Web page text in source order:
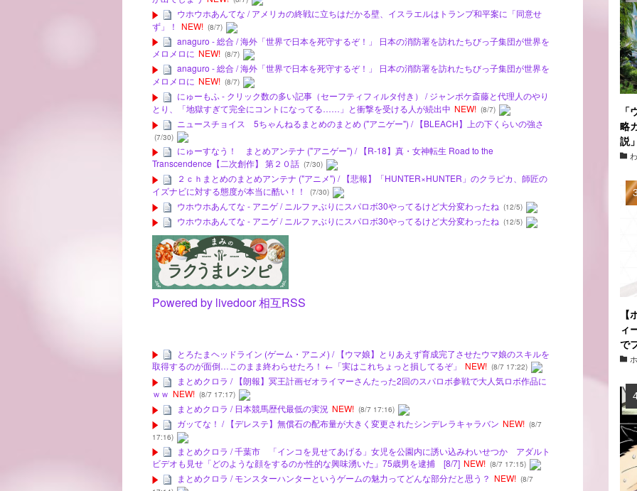
ウホウホあんてな / アメリカの終戦に立ちはだかる壁、イスラエルはトランプ和平案に「同意せ
ず」！
NEW! (8/7)
anaguro - 総合 / 海外「世界で日本を死守するぞ！」 日本の消防署を訪れたちびっ子集団が世界を
メロメロに NEW! (8/7)
anaguro - 総合 / 海外「世界で日本を死守するぞ！」 日本の消防署を訪れたちびっ子集団が世界を
メロメロに NEW! (8/7)
にゅーもふ - クリック数の多い記事（セーフティフィルタ付き） / ジャンポケ斎藤と代理人のやり
とり、「地獄すぎて完全にコントになってる……」と衝撃を受ける人が続出中 NEW! (8/7)
ニュースチョイス 5ちゃんねるまとめのまとめ ("アニゲー") / 【BLEACH】上の下くらいの強さ
(7/30)
にゅーすなう！ まとめアンテナ ("アニゲー") / 【R-18】真・女神転生 Road to the
Transcendence【二次創作】 第２０話 (7/30)
２ｃｈまとめのまとめアンテナ ("アニメ") / 【悲報】「HUNTER×HUNTER」のクラピカ、師匠の
イズナビに対する態度が本当に酷い！！
(7/30)
ウホウホあんてな - アニゲ / ニルファぶりにスパロボ30やってるけど大分変わったね (12/5)
ウホウホあんてな - アニゲ / ニルファぶりにスパロボ30やってるけど大分変わったね (12/5)
Powered by livedoor 相互RSS
とろたまヘッドライン (ゲーム・アニメ) / 【ウマ娘】とりあえず育成完了させたウマ娘のスキルを
取得するのが面倒…このまま終わらせたろ！ ←「実はこれちょっと損してるぞ」
NEW! (8/7 17:22)
まとめクロラ / 【朗報】冥王計画ゼオライマーさんたった2回のスパロボ参戦で大人気ロボ作品に
ｗｗ NEW! (8/7 17:17)
まとめクロラ / 日本競馬歴代最低の実況 NEW! (8/7 17:16)
ガッてな！ / 【デレステ】無償石の配布量が大きく変更されたシンデレラキャラバン NEW! (8/7
17:16)
まとめクロラ / 千葉市 「インコを見せてあげる」女児を公園内に誘い込みわいせつか アダルト
ビデオも見せ「どのような顔をするのか性的な興味湧いた」75歳男を逮捕 [8/7] NEW! (8/7 17:15)
まとめクロラ / モンスターハンターというゲームの魅力ってどんな部分だと思う？ NEW! (8/7
略
説
ィ
で